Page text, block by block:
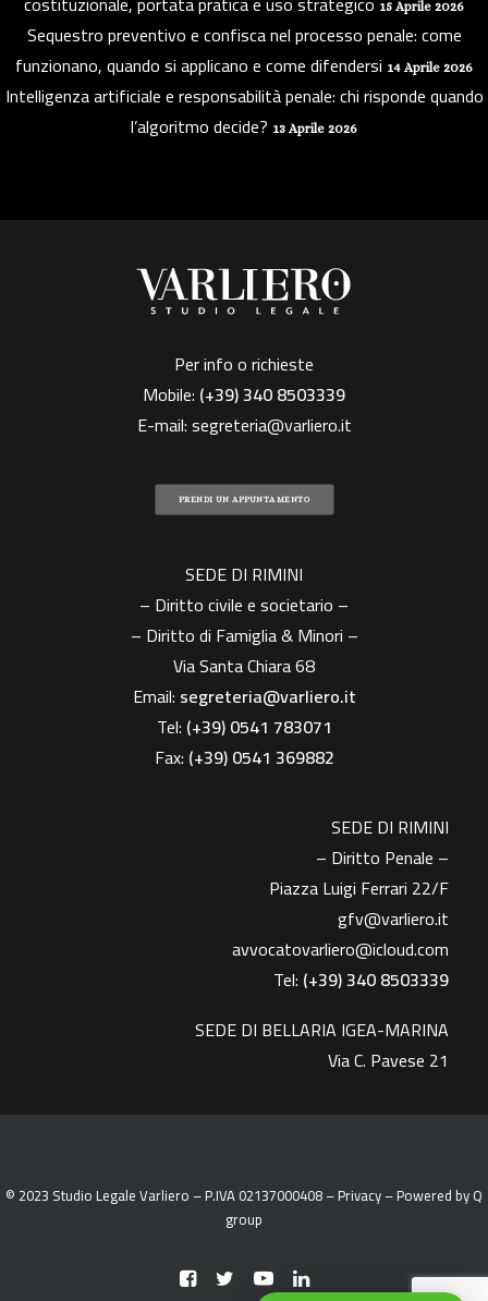
15 Aprile 2026
Sequestro preventivo e confisca nel processo penale: come
funzionano, quando si applicano e come difendersi 14 Aprile 2026
Intelligenza artificiale e responsabilità penale: chi risponde quando
l’algoritmo decide? 13 Aprile 2026
Per info o richieste
Mobile: (+39)340 8503339
E-mail:segreteria@varliero.it
PRENDI UN APPUNTAMENTO
SEDE DI RIMINI
– Diritto civile e societario –
– Diritto di Famiglia & Minori –
Via Santa Chiara 68
Email: segreteria@varliero.it
Tel: (+39) 0541 783071
Fax: (+39)0541 369882
SEDE DI RIMINI
– Diritto Penale –
Piazza Luigi Ferrari 22/F
gfv@varliero.it
avvocatovarliero@icloud.com
Tel: (+39) 340 8503339
SEDE DI BELLARIA IGEA-MARINA
Via C. Pavese 21
© 2023 Studio Legale Varliero – P.IVA 02137000408 –Privacy– Powered byQ
group